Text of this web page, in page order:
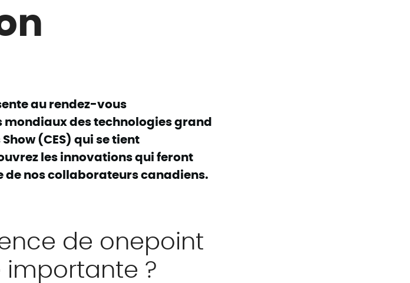
au rendez-vous
des technologies grand
(CES) qui se tient
les innovations qui feront
de nos collaborateurs canadiens.
de onepoint
importante ?